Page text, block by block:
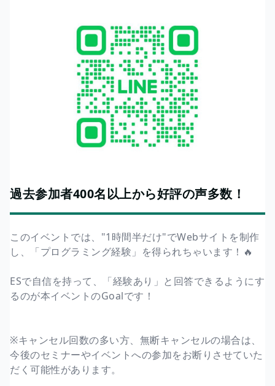
過去参加者400名以上から好評の声多数！
このイベントでは、"1時間半だけ"でWebサイトを制作
し、「プログラミング経験」を得られちゃいます！🔥
ESで自信を持って、「経験あり」と回答できるようにす
るのが本イベントのGoalです！
※キャンセル回数の多い方、無断キャンセルの場合は、
今後のセミナーやイベントへの参加をお断りさせていた
だく可能性があります。